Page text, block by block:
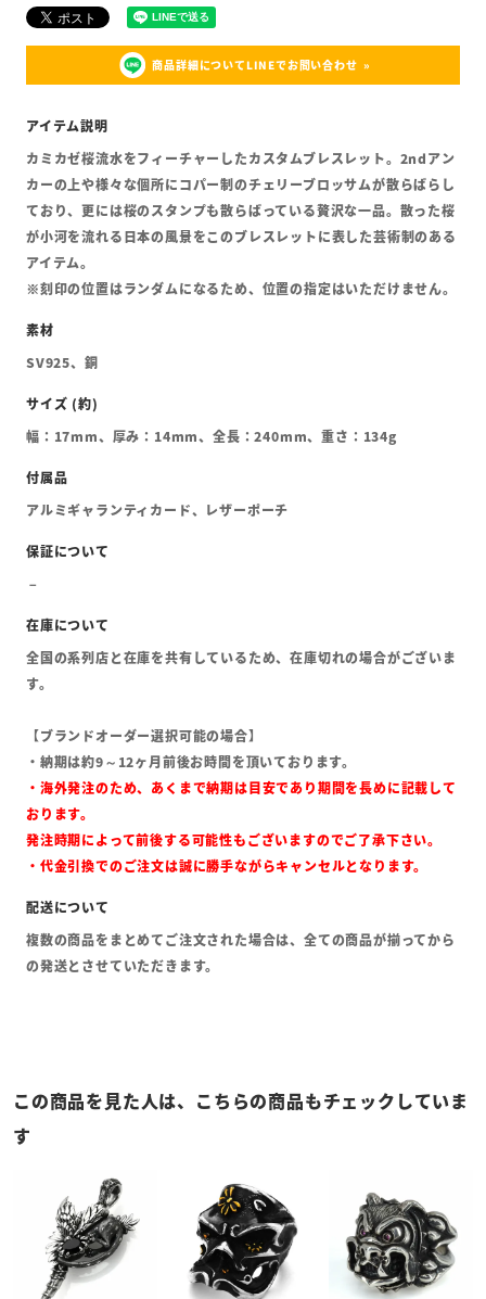
商品詳細についてLINEでお問い合わせ
カミカゼ桜流水をフィーチャーしたカスタムブレスレット。2ndアン
カーの上や様々な個所にコパー制のチェリーブロッサムが散らばらし
ており、更には桜のスタンプも散らばっている贅沢な一品。散った桜
が小河を流れる日本の風景をこのブレスレットに表した芸術制のある
アイテム。
※刻印の位置はランダムになるため、位置の指定はいただけません。
SV925、銅
幅：17mm、厚み：14mm、全長：240mm、重さ：134g
アルミギャランティカード、レザーポーチ
全国の系列店と在庫を共有しているため、在庫切れの場合がございま
す。
【ブランドオーダー選択可能の場合】
・納期は約9～12ヶ月前後お時間を頂いております。
・海外発注のため、あくまで納期は目安であり期間を長めに記載して
おります。
発注時期によって前後する可能性もございますのでご了承下さい。
・代金引換でのご注文は誠に勝手ながらキャンセルとなります。
複数の商品をまとめてご注文された場合は、全ての商品が揃ってから
の発送とさせていただきます。
この商品を見た人は、こちらの商品もチェックしていま
す